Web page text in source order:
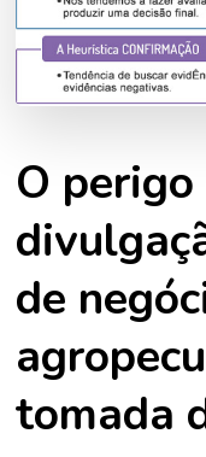
O
de
tomada